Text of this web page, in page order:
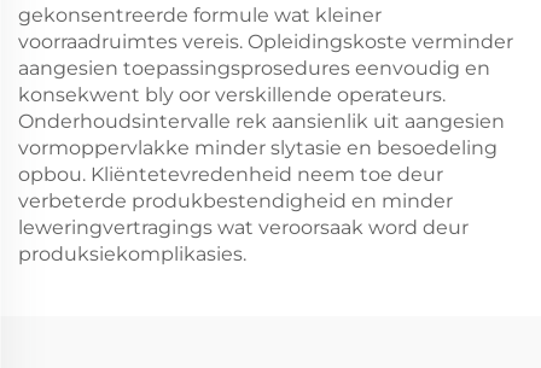
gekonsentreerde formule wat kleiner
voorraadruimtes vereis. Opleidingskoste verminder
aangesien toepassingsprosedures eenvoudig en
konsekwent bly oor verskillende operateurs.
Onderhoudsintervalle rek aansienlik uit aangesien
vormoppervlakke minder slytasie en besoedeling
opbou. Kliëntetevredenheid neem toe deur
verbeterde produkbestendigheid en minder
leweringvertragings wat veroorsaak word deur
produksiekomplikasies.